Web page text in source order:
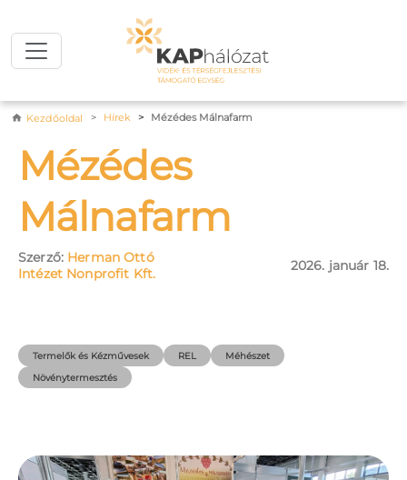
Morzsa
Kezdőoldal Hírek Mézédes Málnafarm
Mézédes
Málnafarm
Szerző: Herman Ottó
Intézet Nonprofit Kft.
2026. január 18.
Termelők és Kézművesek REL
Méhészet
Növénytermesztés